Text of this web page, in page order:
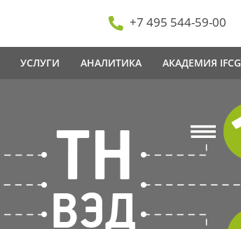
+7 495 544-59-00
УСЛУГИ АНАЛИТИКА АКАДЕМИЯ IFCG